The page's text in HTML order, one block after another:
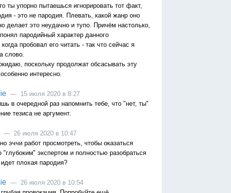
ты упорно пытаешься игнорировать тот факт,
- это не пародия. Плевать, какой жанр оно
делает это неудачно и тупо. Причём настолько,
пародийный характер данного
пробовал его читать - так что сейчас я
слово.
поскольку продолжат обсасывать эту
интересно.
— 15 июля 2020 в 8:27
в очередной раз напомнить тебе, что "нет, ты"
тезиса не аргумент.
— 26 июля 2020 в 10:47
эччи работ просмотреть, чтобы оказаться
"глубоким" экспертом и полностью разобраться
плохая пародия?
— 26 июля 2020 в 10:54